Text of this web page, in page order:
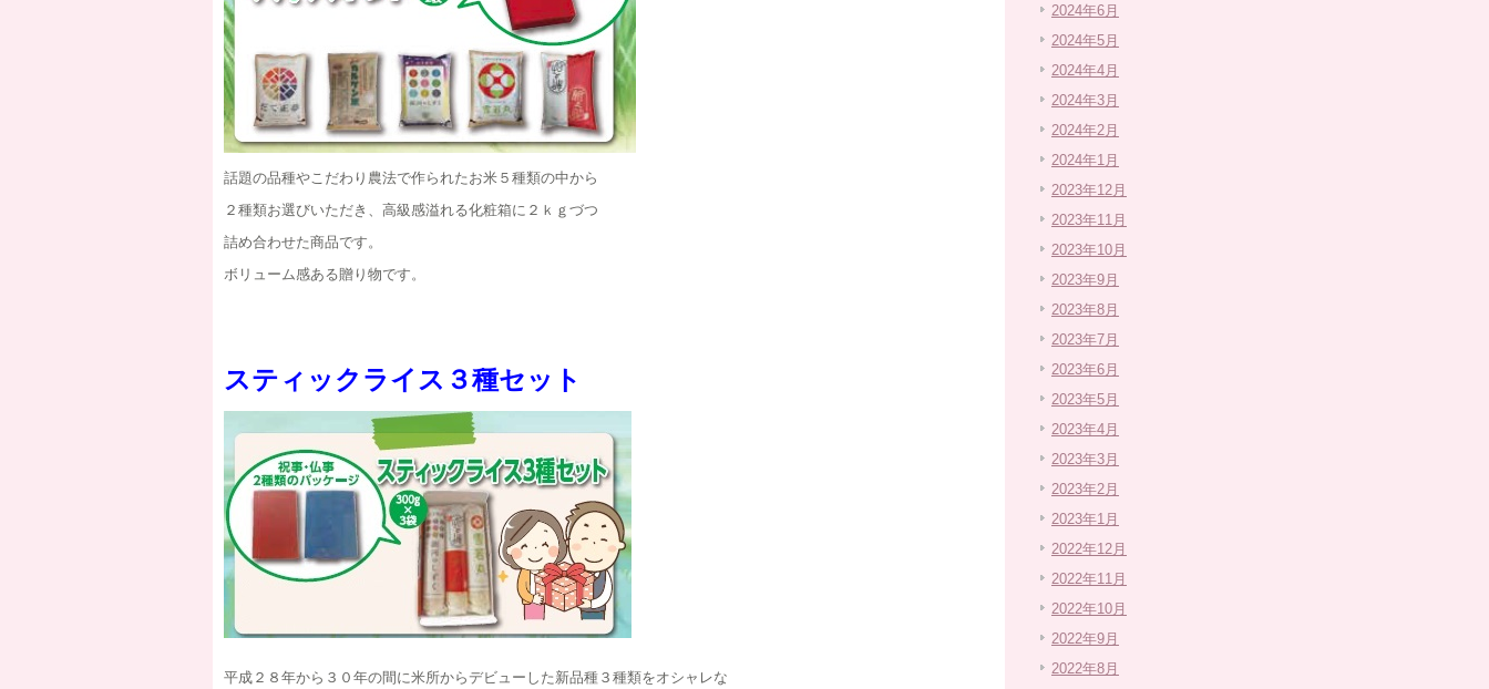
話題の品種やこだわり農法で作られたお米５種類の中から
２種類お選びいただき、高級感溢れる化粧箱に２ｋｇづつ
詰め合わせた商品です。
ボリューム感ある贈り物です。
スティックライス３種セット
平成２８年から３０年の間に米所からデビューした新品種３種類をオシャレな
2024年6月
2024年5月
2024年4月
2024年3月
2024年2月
2024年1月
2023年12月
2023年11月
2023年10月
2023年9月
2023年8月
2023年7月
2023年6月
2023年5月
2023年4月
2023年3月
2023年2月
2023年1月
2022年12月
2022年11月
2022年10月
2022年9月
2022年8月